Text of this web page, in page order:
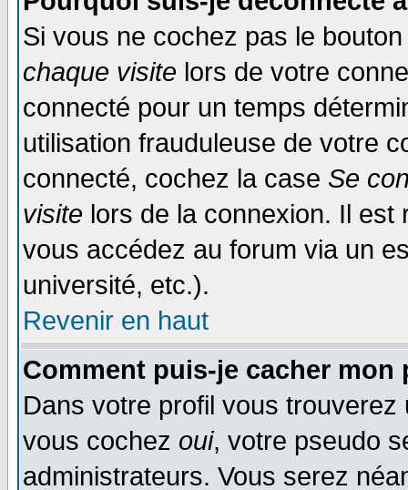
Si vous ne cochez pas le
chaque visite lors de votre
connecté pour un temps
utilisation frauduleuse de votre
connecté, cochez la case Se
visite lors de la connexion. Il
vous accédez au forum via un
université, etc.).
Revenir en haut
Comment puis-je cacher
Dans votre profil vous
vous cochez oui, votre pseudo
administrateurs. Vous serez